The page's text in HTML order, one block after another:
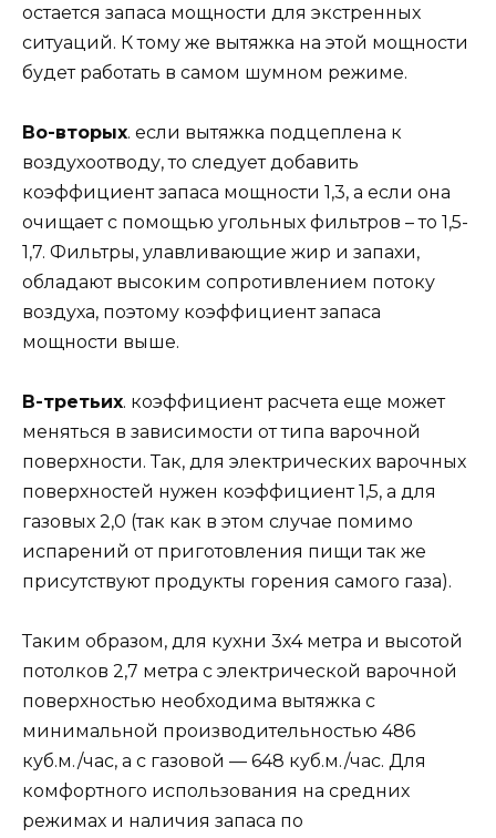
остается запаса мощности для экстренных
ситуаций. К тому же вытяжка на этой мощности
будет работать в самом шумном режиме.
Во-вторых. если вытяжка подцеплена к
воздухоотводу, то следует добавить
коэффициент запаса мощности 1,3, а если она
очищает с помощью угольных фильтров – то 1,5-
1,7. Фильтры, улавливающие жир и запахи,
обладают высоким сопротивлением потоку
воздуха, поэтому коэффициент запаса
мощности выше.
В-третьих. коэффициент расчета еще может
меняться в зависимости от типа варочной
поверхности. Так, для электрических варочных
поверхностей нужен коэффициент 1,5, а для
газовых 2,0 (так как в этом случае помимо
испарений от приготовления пищи так же
присутствуют продукты горения самого газа).
Таким образом, для кухни 3х4 метра и высотой
потолков 2,7 метра с электрической варочной
поверхностью необходима вытяжка с
минимальной производительностью 486
куб.м./час, а с газовой — 648 куб.м./час. Для
комфортного использования на средних
режимах и наличия запаса по